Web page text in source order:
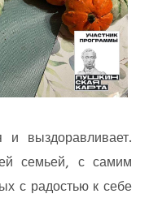
и выздоравливает.
семьей, с самим
с радостью к себе